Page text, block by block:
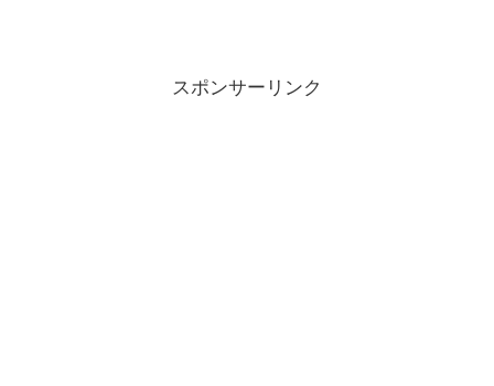
スポンサーリンク